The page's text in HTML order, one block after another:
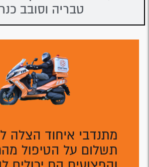
טבריה וסובב
מתנדבי איחוד הצלה
תשלום על הטיפול